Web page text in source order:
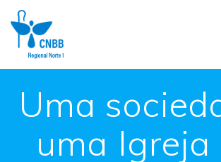
Uma
uma Igreja